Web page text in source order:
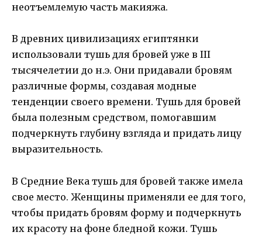
неотъемлемую часть макияжа.
В древних цивилизациях египтянки
использовали тушь для бровей уже в III
тысячелетии до н.э. Они придавали бровям
различные формы, создавая модные
тенденции своего времени. Тушь для бровей
была полезным средством, помогавшим
подчеркнуть глубину взгляда и придать лицу
выразительность.
В Средние Века тушь для бровей также имела
свое место. Женщины применяли ее для того,
чтобы придать бровям форму и подчеркнуть
их красоту на фоне бледной кожи. Тушь